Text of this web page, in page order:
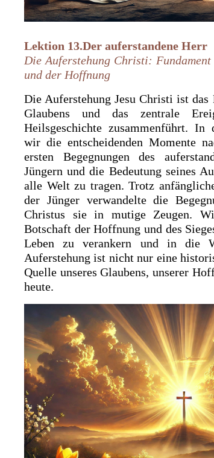
Lektion 13.Der auferstandene Herr
Die Auferstehung Christi:
und der Hoffnung
Die Auferstehung Jesu Christi ist
Glaubens und das zentrale
Heilsgeschichte zusammenführt. In
wir die entscheidenden Momente
ersten Begegnungen des
Jüngern und die Bedeutung seines
alle Welt zu tragen. Trotz
der Jünger verwandelte die
Christus sie in mutige Zeugen.
Botschaft der Hoffnung und des
Leben zu verankern und in die
Auferstehung ist nicht nur eine
Quelle unseres Glaubens, unserer
heute.